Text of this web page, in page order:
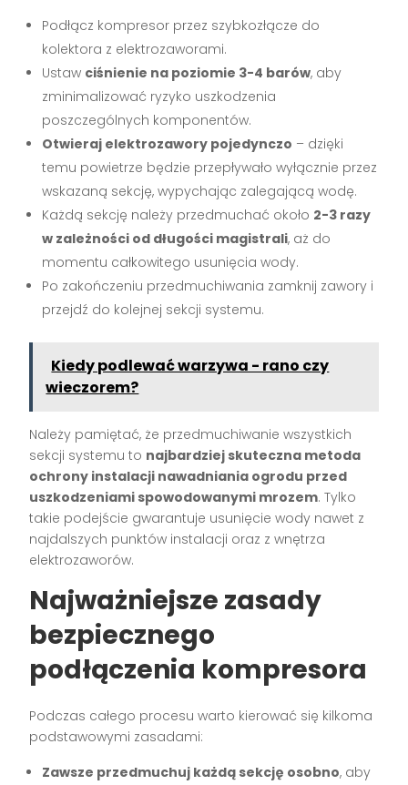
Podłącz kompresor przez szybkozłącze do
kolektora z elektrozaworami.
Ustaw ciśnienie na poziomie 3-4 barów, aby
zminimalizować ryzyko uszkodzenia
poszczególnych komponentów.
Otwieraj elektrozawory pojedynczo – dzięki
temu powietrze będzie przepływało wyłącznie przez
wskazaną sekcję, wypychając zalegającą wodę.
Każdą sekcję należy przedmuchać około 2-3 razy
w zależności od długości magistrali, aż do
momentu całkowitego usunięcia wody.
Po zakończeniu przedmuchiwania zamknij zawory i
przejdź do kolejnej sekcji systemu.
Kiedy podlewać warzywa - rano czy
wieczorem?
Należy pamiętać, że przedmuchiwanie wszystkich
sekcji systemu to najbardziej skuteczna metoda
ochrony instalacji nawadniania ogrodu przed
uszkodzeniami spowodowanymi mrozem. Tylko
takie podejście gwarantuje usunięcie wody nawet z
najdalszych punktów instalacji oraz z wnętrza
elektrozaworów.
Najważniejsze zasady
bezpiecznego
podłączenia kompresora
Podczas całego procesu warto kierować się kilkoma
podstawowymi zasadami:
Zawsze przedmuchuj każdą sekcję osobno, aby